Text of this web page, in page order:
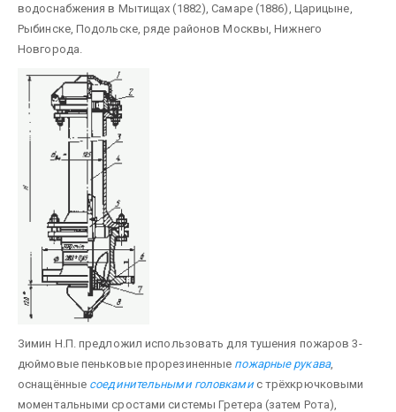
водоснабжения в Мытищах (1882), Самаре (1886), Царицыне,
Рыбинске, Подольске, ряде районов Москвы, Нижнего
Новгорода.
Зимин Н.П. предложил использовать для тушения пожаров 3-
дюймовые пеньковые прорезиненные пожарные рукава,
оснащённые соединительными головкамис трёхкрючковыми
моментальными сростами системы Гретера (затем Рота),